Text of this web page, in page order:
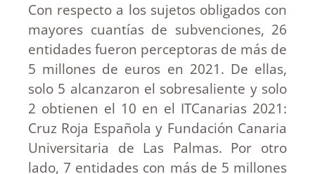
Con respecto a los sujetos obligados con
mayores cuantías de subvenciones, 26
entidades fueron perceptoras de más de
5 millones de euros en 2021. De ellas,
solo 5 alcanzaron el sobresaliente y solo
2 obtienen el 10 en el ITCanarias 2021:
Cruz Roja Española y Fundación Canaria
Universitaria de Las Palmas. Por otro
lado, 7 entidades con más de 5 millones